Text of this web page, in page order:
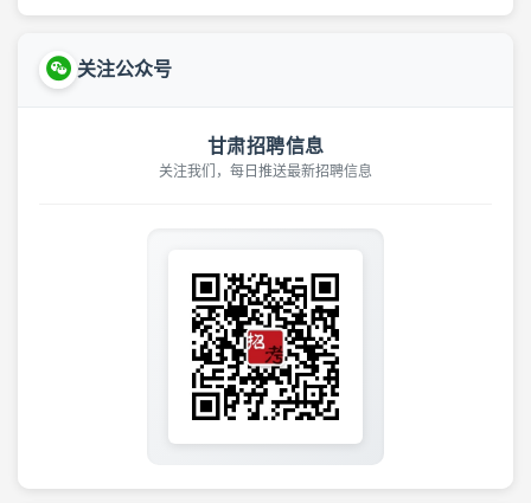
关注公众号
甘肃招聘信息
关注我们，每日推送最新招聘信息